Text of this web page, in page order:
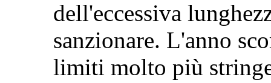
dell'eccessiva
sanzionare. L'anno
limiti molto più